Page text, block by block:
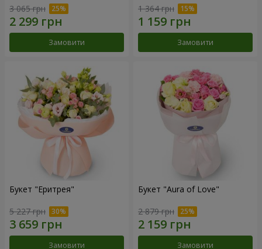
3 065 грн
Замовити
1 364 грн
Замовити
Букет "Еритрея"
5 227 грн
Замовити
Букет "Aura of Love"
2 879 грн
Замовити